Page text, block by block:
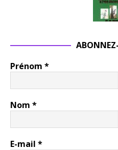
Prénom *
Nom *
E-mail *